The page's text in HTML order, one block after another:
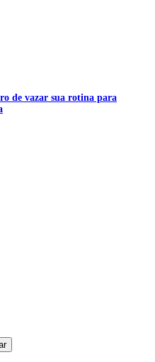
de vazar sua rotina para